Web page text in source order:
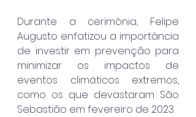
Durante a cerimônia, Felipe
Augusto enfatizou a importância
de investir em prevenção para
minimizar os impactos de
eventos climáticos extremos,
como os que devastaram São
Sebastião em fevereiro de 2023.